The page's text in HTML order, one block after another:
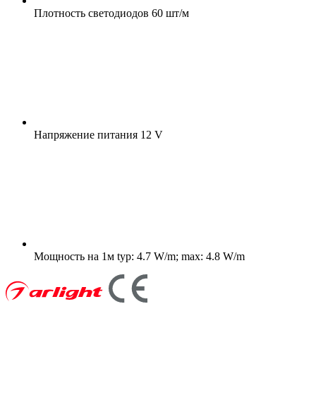
Плотность светодиодов 60 шт/м
Напряжение питания 12 V
Мощность на 1м typ: 4.7 W/m; max: 4.8 W/m